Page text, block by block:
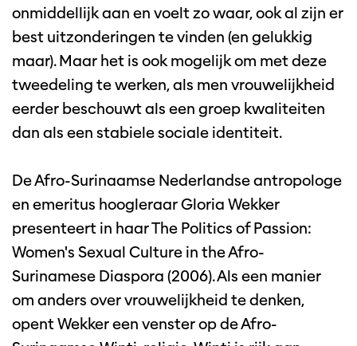
onmiddellijk aan en voelt zo waar, ook al zijn er
best uitzonderingen te vinden (en gelukkig
maar). Maar het is ook mogelijk om met deze
tweedeling te werken, als men vrouwelijkheid
eerder beschouwt als een groep kwaliteiten
dan als een stabiele sociale identiteit.
De Afro-Surinaamse Nederlandse antropologe
en emeritus hoogleraar Gloria Wekker
presenteert in haar The Politics of Passion:
Women's Sexual Culture in the Afro-
Surinamese Diaspora (2006). Als een manier
om anders over vrouwelijkheid te denken,
opent Wekker een venster op de Afro-